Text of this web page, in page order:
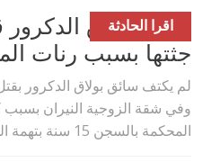
اقرا الحادثة
سائق بولاق
جثتها بسبب رنات
لم يكتف سائق بولاق الدكرور
وفي شقة الزوجية النيران بسبب
المحكمة بالسجن 15 سنة بتهمة القتل ...